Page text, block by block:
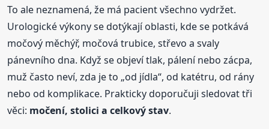
To ale neznamená, že má pacient všechno vydržet.
Urologické výkony se dotýkají oblasti, kde se potkává
močový měchýř, močová trubice, střevo a svaly
pánevního dna. Když se objeví tlak, pálení nebo zácpa,
muž často neví, zda je to „od jídla“, od katétru, od rány
nebo od komplikace. Prakticky doporučuji sledovat tři
věci: močení, stolici a celkový stav.